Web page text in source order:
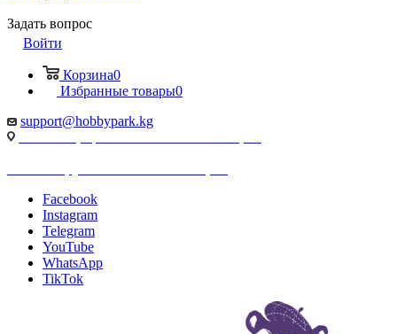
Задать вопрос
Войти
Корзина0
Избранные товары0
support@hobbypark.kg
Facebook
Instagram
Telegram
YouTube
WhatsApp
TikTok